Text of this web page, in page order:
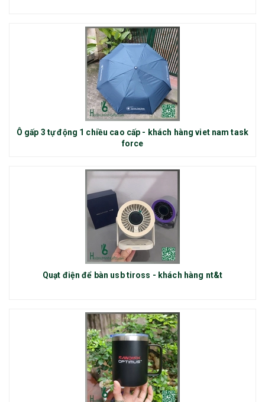
Ô gấp 3 tự động 1 chiều cao cấp - khách hàng viet nam task
force
Quạt điện để bàn usb tiross - khách hàng nt&t